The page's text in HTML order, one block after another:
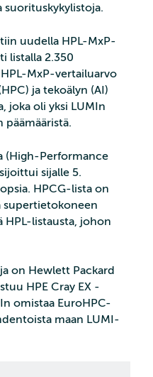
suorituskykylistoja.
uudella HPL-MxP-
listalla 2.350
MxP-vertailuarvo
ja tekoälyn (AI)
joka oli yksi LUMIn
(High-Performance
sijalle 5.
HPCG-lista on
HPL-listausta, johon
on Hewlett Packard
HPE Cray EX -
omistaa EuroHPC-
maan LUMI-